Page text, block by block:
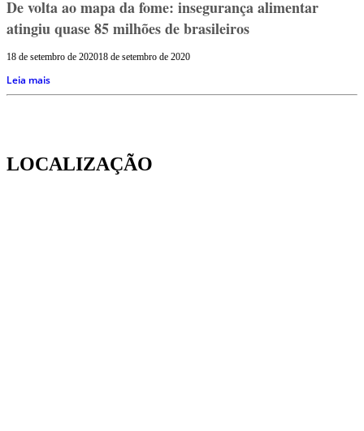
De volta ao mapa da fome: insegurança alimentar
atingiu quase 85 milhões de brasileiros
18 de setembro de 202018 de setembro de 2020
Leia mais
LOCALIZAÇÃO